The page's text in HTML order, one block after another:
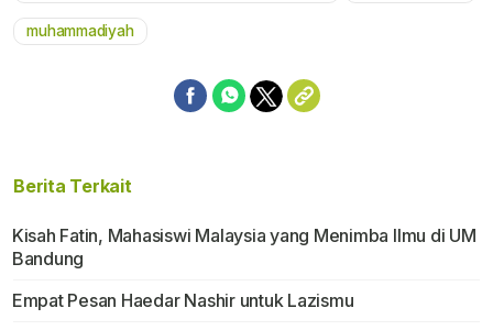
muhammadiyah
Berita Terkait
Kisah Fatin, Mahasiswi Malaysia yang Menimba Ilmu di UM
Bandung
Empat Pesan Haedar Nashir untuk Lazismu